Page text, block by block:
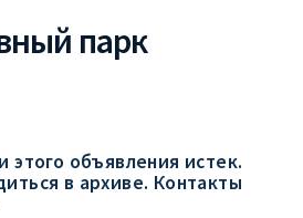
парк
этого объявления истек.
в архиве. Контакты